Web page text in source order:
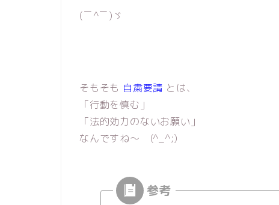
(￣^￣)ゞ
そもそも 自粛要請 とは、
「行動を慎む」
「法的効力のないお願い」
なんですね〜 (^_^;)